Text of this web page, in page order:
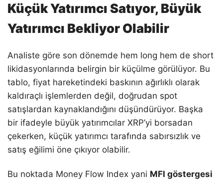
Küçük Yatırımcı Satıyor, Büyük
Yatırımcı Bekliyor Olabilir
Analiste göre son dönemde hem long hem de short
likidasyonlarında belirgin bir küçülme görülüyor. Bu
tablo, fiyat hareketindeki baskının ağırlıklı olarak
kaldıraçlı işlemlerden değil, doğrudan spot
satışlardan kaynaklandığını düşündürüyor. Başka
bir ifadeyle büyük yatırımcılar XRP’yi borsadan
çekerken, küçük yatırımcı tarafında sabırsızlık ve
satış eğilimi öne çıkıyor olabilir.
Bu noktada Money Flow Index yani MFI göstergesi